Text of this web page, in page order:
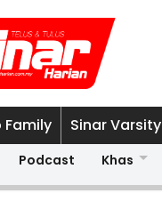
Family Sinar Varsity
Podcast Khas